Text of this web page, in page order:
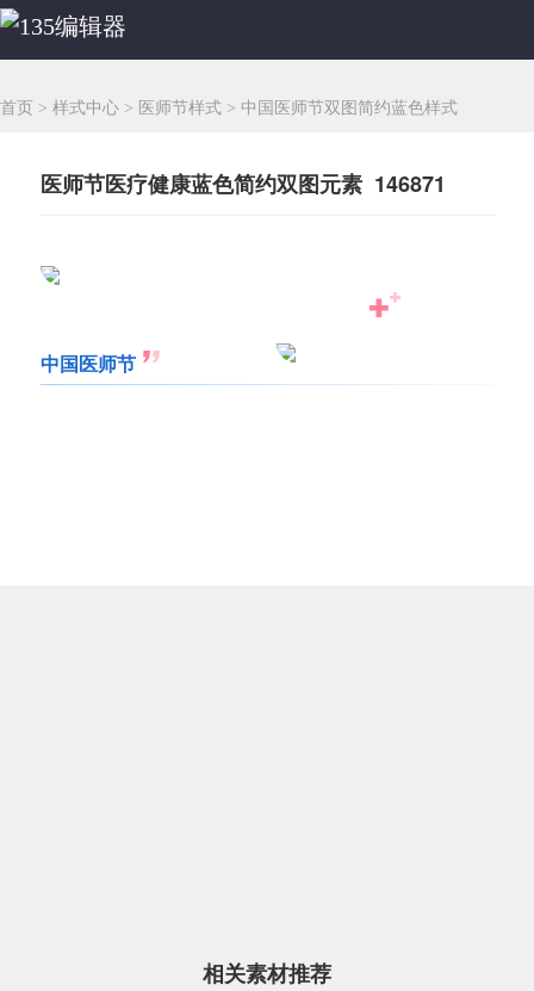
首页 > 样式中心 > 医师节样式 > 中国医师节双图简约蓝色样式
医师节医疗健康蓝色简约双图元素 146871
中国医师节
相关素材推荐